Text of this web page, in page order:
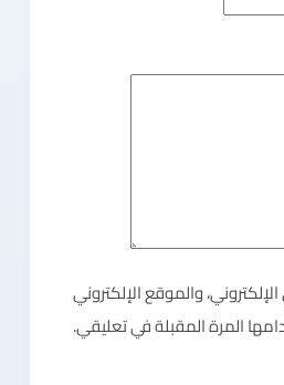
والموقع الإلكتروني
المرة المقبلة في تعليقي.